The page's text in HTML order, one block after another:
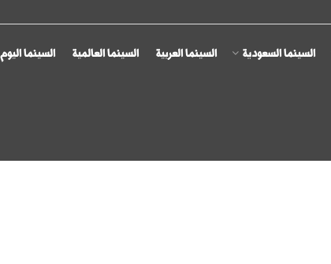
السينما السعودية السينما العربية السينما العالمية السينما اليوم